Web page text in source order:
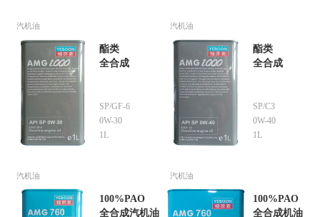
汽机油
酯类
全合成
SP/GF-6
0W-30
1L
汽机油
酯类
全合成
SP/C3
0W-40
1L
汽机油
100%PAO
全合成汽机油
汽机油
100%PAO
全合成机油